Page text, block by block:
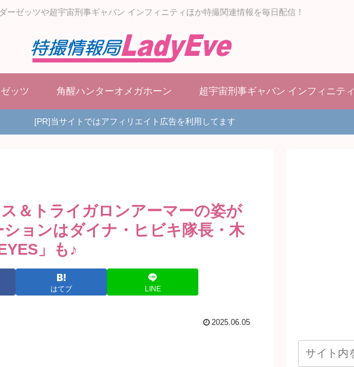
ーゼッツや超宇宙刑事ギャバン インフィニティほか特撮関連情報を毎日配信！
ッツ 角醒ハンターオメガホーン 超宇宙刑事ギャバン インフィニティ
[PR]当サイトではアフィリエイト広告を利用してます
＆トライガロンアーマーの姿が
ョンはダイナ・ヒビキ隊長・木
」も♪
はてブ LINE
2025.06.05